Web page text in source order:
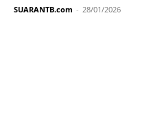
SUARANTB.com - 28/01/2026